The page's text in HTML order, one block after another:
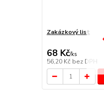
Zakázkový list
68 Kč/ks
56,20 Kč bez DPH